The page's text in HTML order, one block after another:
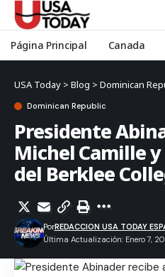
Página Principal Canada
USA Today > Blog > Dominican
Dominican Republic
Presidente
Michel Camille
del Berklee
Última Actualización: Enero 7,
PorREDACCION USA TODAY